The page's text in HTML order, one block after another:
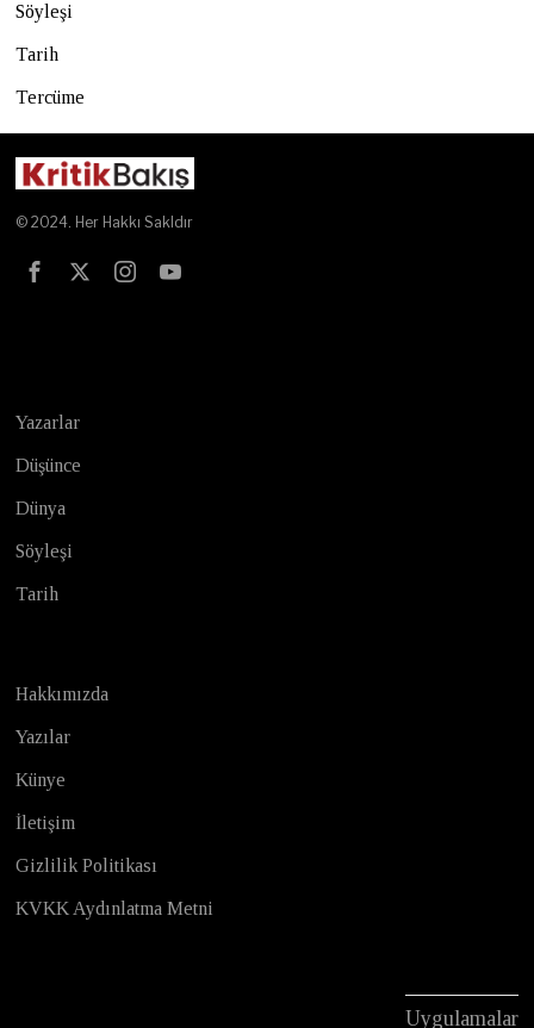
Söyleşi
Tarih
Tercüme
© 2024. Her Hakkı Sakldır
Yazarlar
Düşünce
Dünya
Söyleşi
Tarih
Hakkımızda
Yazılar
Künye
İletişim
Gizlilik Politikası
KVKK Aydınlatma Metni
Uygulamalar